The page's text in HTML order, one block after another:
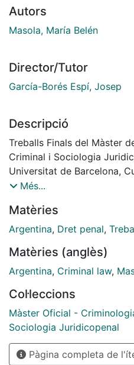
Autors
Masola, María Belén
Director/Tutor
García-Borés Espí, Josep
Descripció
Treballs Finals del Màster
Criminal i Sociologia
Universitat de Barcelona,
García-Borés Espí, Josep
Més...
Matèries
Argentina, Dret penal,
Matèries (anglès)
Argentina, Criminal law,
Col·leccions
Màster Oficial -
Sociologia Juridicopenal
Pàgina completa de